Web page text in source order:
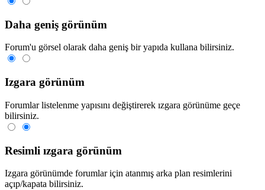
Daha geniş görünüm
Forum'u görsel olarak daha geniş bir yapıda kullana bilirsiniz.
Izgara görünüm
Forumlar listelenme yapısını değiştirerek ızgara görünüme geçe
bilirsiniz.
Resimli ızgara görünüm
Izgara görünümde forumlar için atanmış arka plan resimlerini
açıp/kapata bilirsiniz.